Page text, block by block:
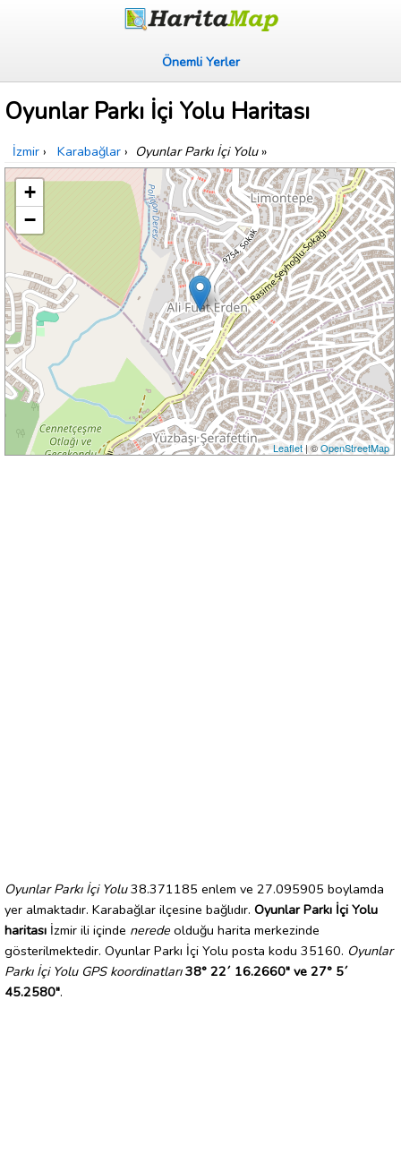
Önemli Yerler
Oyunlar Parkı İçi Yolu Haritası
İzmir › Karabağlar › Oyunlar Parkı İçi Yolu»
+
−
Leaflet| ©OpenStreetMap
Oyunlar Parkı İçi Yolu38.371185 enlem ve 27.095905 boylamda
yer almaktadır. Karabağlar ilçesine bağlıdır. Oyunlar Parkı İçi Yolu
haritası İzmir ili içinde nerede olduğu harita merkezinde
gösterilmektedir. Oyunlar Parkı İçi Yolu posta kodu 35160. Oyunlar
Parkı İçi Yolu GPS koordinatları 38° 22´ 16.2660" ve 27° 5´
45.2580".